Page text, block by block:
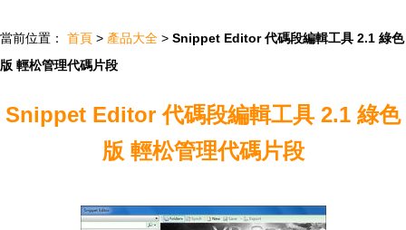
當前位置： 首頁 > 產品大全 > Snippet Editor 代碼段編輯工具 2.1 綠色
版 輕松管理代碼片段
Snippet Editor 代碼段編輯工具 2.1 綠色
版 輕松管理代碼片段